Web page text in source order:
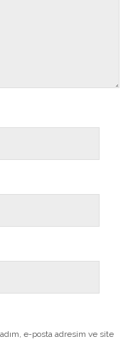
e-posta adresim ve site